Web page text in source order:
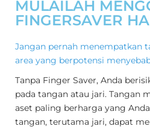
MULAILAH
FINGERSAVER
Jangan pernah menempatkan
area yang berpotensi
Tanpa Finger Saver, Anda
pada tangan atau jari. Tangan
aset paling berharga yang
tangan, terutama jari, dapat